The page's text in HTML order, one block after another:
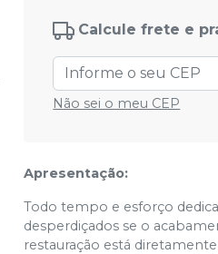
Calcule frete e
Não sei o meu CEP
Apresentação:
Todo tempo e esforço
desperdiçados se o
restauração está